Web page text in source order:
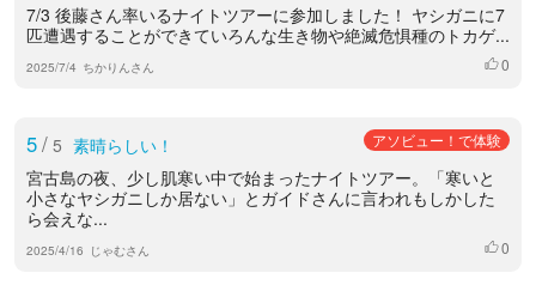
7/3 後藤さん率いるナイトツアーに参加しました！ ヤシガニに7
匹遭遇することができていろんな生き物や絶滅危惧種のトカゲ...
2025/7/4 ちかりんさん いいね
0
5/ 5 素晴らしい！ アソビュー！で体験
宮古島の夜、少し肌寒い中で始まったナイトツアー。「寒いと
小さなヤシガニしか居ない」とガイドさんに言われもしかした
ら会えな...
2025/4/16 じゃむさん いいね
0